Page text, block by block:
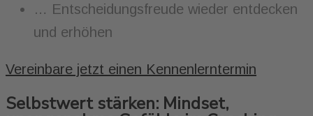
… Entscheidungsfreude wieder entdecken
und erhöhen
Vereinbare jetzt einen Kennenlerntermin
Selbstwert stärken: Mindset,